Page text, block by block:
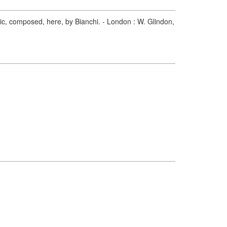
composed, here, by Bianchi. - London : W. Glindon,